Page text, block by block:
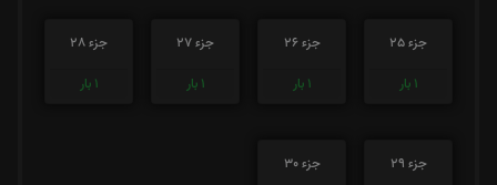
جزء 25
1 بار
جزء 26
1 بار
جزء 27
1 بار
جزء 28
1 بار
جزء 29
جزء 30